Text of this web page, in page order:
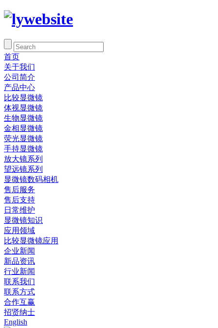
首页
关于我们
公司简介
产品中心
比较显微镜
体视显微镜
生物显微镜
金相显微镜
荧光显微镜
手持显微镜
放大镜系列
望远镜系列
显微镜数码相机
售后服务
售后支持
日常维护
显微镜知识
应用领域
比较显微镜应用
企业新闻
新品资讯
行业新闻
联系我们
联系方式
合作互赢
招贤纳士
English